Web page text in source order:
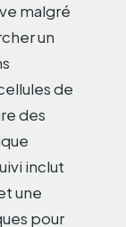
malgré
un
de
des
inclut
une
pour